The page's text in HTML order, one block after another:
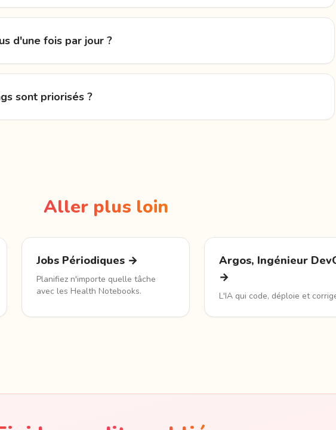
d'une fois par jour ?
sont priorisés ?
Aller plus loin
Jobs Périodiques →
Planifiez n'importe quelle tâche
avec les Health Notebooks.
Argos, Ingénieur
→
L'IA qui code, déploie et